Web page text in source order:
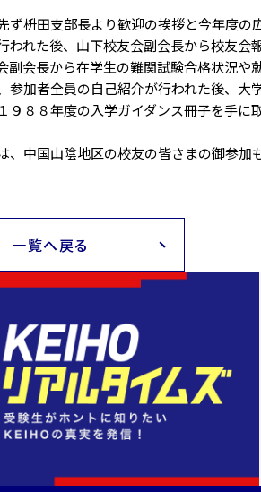
ず枡田支部長より歓迎の挨拶と今年度の
われた後、山下校友会副会長から校友
副会長から在学生の難関試験合格状況や
参加者全員の自己紹介が行われた後、大
９８８年度の入学ガイダンス冊子を手に
、中国山陰地区の校友の皆さまの御参加
一覧へ戻る